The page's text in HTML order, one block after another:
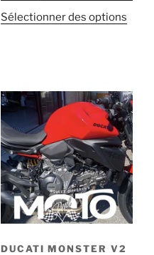
Sélectionner des options
DUCATI MONSTER V2